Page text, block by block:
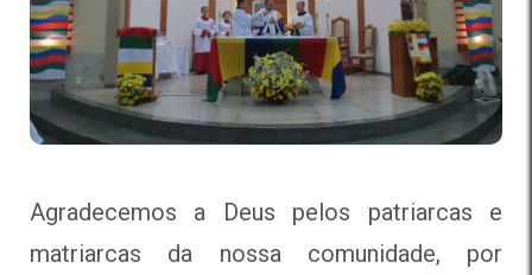
Agradecemos a Deus pelos patriarcas e
matriarcas da nossa comunidade, por